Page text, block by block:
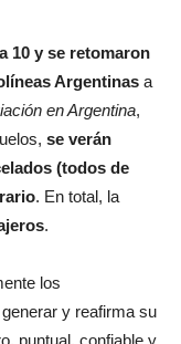
10 y se retomaron
Argentinas a
en Argentina,
se verán
(todos de
. En total, la
.
los
y reafirma su